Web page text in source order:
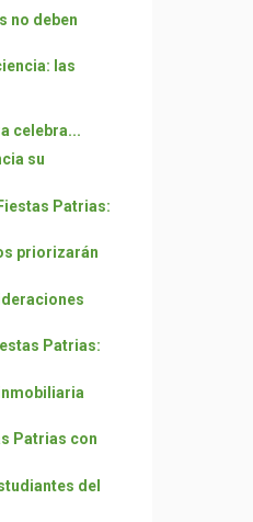
no deben
las
celebra...
su
Patrias:
priorizarán
Patrias:
Patrias con
del